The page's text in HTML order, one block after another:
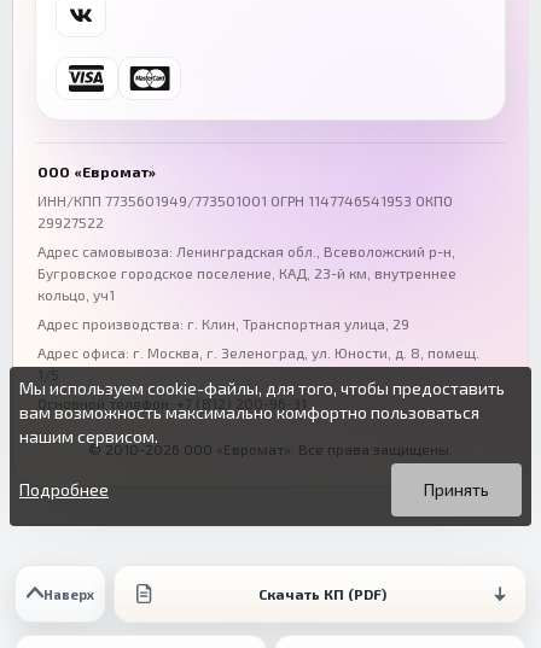
Наверх Скачать КП (PDF)
Ростов-на-Дону
+7 (863) 333-50-75
Волгоград
+7 (844) 261-36-12
Омск
ООО «Евромат»
ИНН/КПП 7735601949/773501001 ОГРН 1147746541953 ОКПО
29927522
Адрес самовывоза: Ленинградская обл., Всеволожский р-н,
Бугровское городское поселение, КАД, 23-й км, внутреннее
кольцо, уч1
Адрес производства: г. Клин, Транспортная улица, 29
Адрес офиса: г. Москва, г. Зеленоград ул. Юности, д. 8, помещ.
1/5
Основной телефон:
+7 (812) 200-96-31
© 2010-2026 ООО «Евромат». Все права защищены.
Мы используем cookie-файлы, для того, чтобы предоставить
вам возможность максимально комфортно пользоваться
нашим сервисом.
Вы можете подробнее прочитать о cookie-файлах в открытых
источниках или изменить настройки своего браузера.
Продолжая пользоваться данным сайтом без изменения
настроек вы даете согласие на использование ваших cookie-
Принять
Подробнее